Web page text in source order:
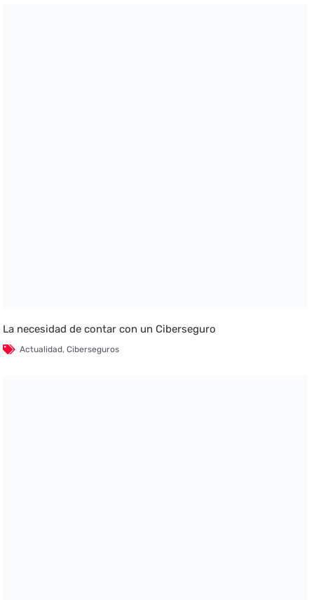
La necesidad de contar con un Ciberseguro
Actualidad,Ciberseguros